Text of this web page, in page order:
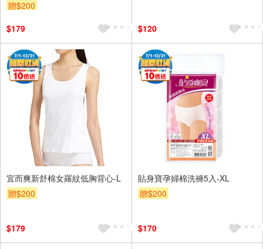
贈$200
$179
$120
宜而爽新舒棉女羅紋低胸背心-L
贈$200
$179
貼身寶孕婦棉洗褲5入-XL
贈$200
$170